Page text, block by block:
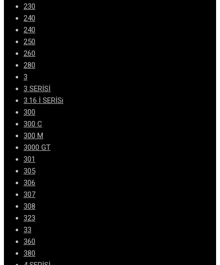
230
240
240
250
260
280
3
3 SERİSİ
3.16 İ SERİSi
300
300 C
300 M
3000 GT
301
305
306
307
308
323
33
360
380